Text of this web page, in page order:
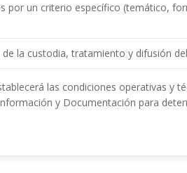
por un criterio específico (temático,
la custodia, tratamiento y difusión
las condiciones operativas y
y Documentación para